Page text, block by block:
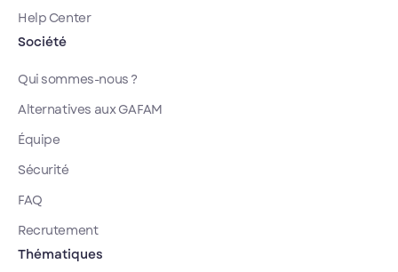
Help Center
Société
Qui sommes-nous ?
Alternatives aux GAFAM
Équipe
Sécurité
FAQ
Recrutement
Thématiques